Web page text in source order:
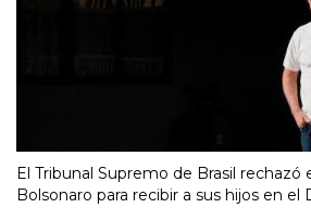
El Tribunal Supremo de Brasil rechazó
Bolsonaro para recibir a sus hijos en el